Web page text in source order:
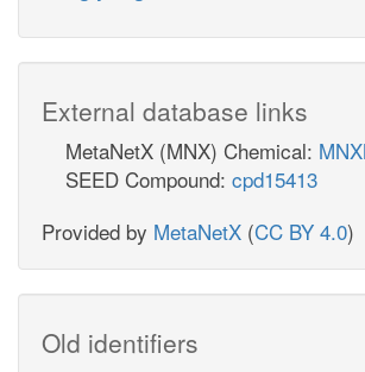
External database links
MetaNetX (MNX) Chemical:
SEED Compound: cpd15413
Provided by MetaNetX (CC BY 4.0)
Old identifiers